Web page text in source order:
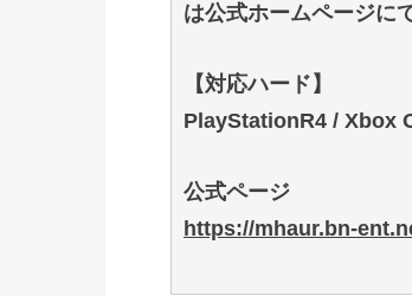
は公式ホームページに
【対応ハード】
PlayStationR4 / Xbox
公式ページ
https://mhaur.bn-